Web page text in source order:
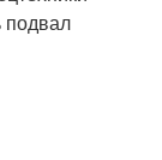
подвал